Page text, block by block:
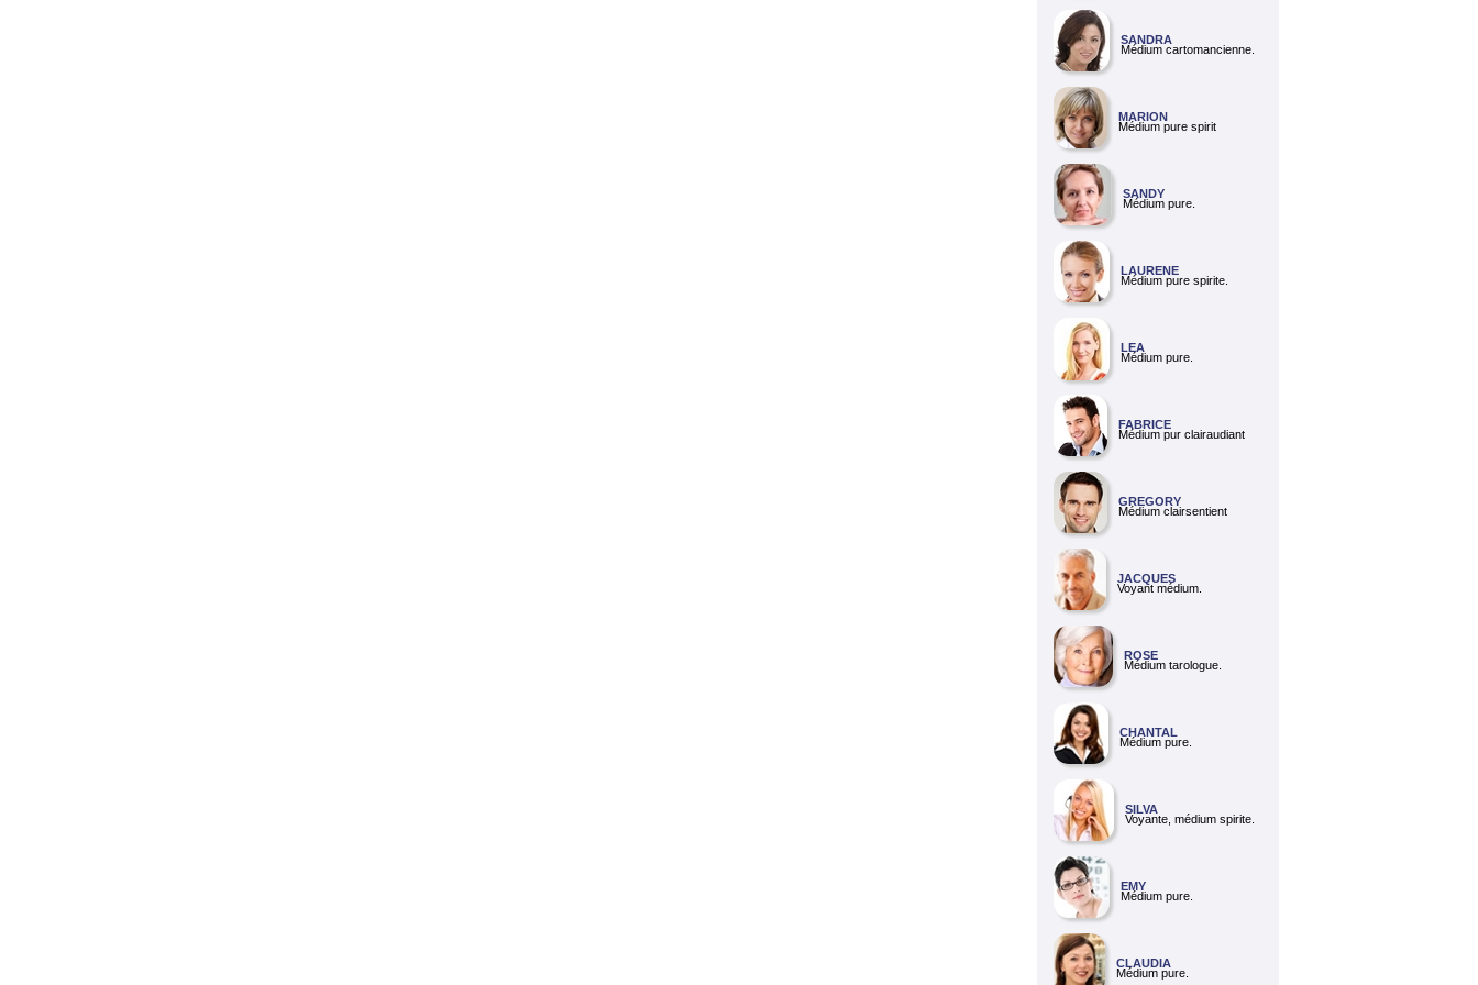
SANDRA
Médium cartomancienne.
MARION
Médium pure spirit
SANDY
Médium pure.
LAURENE
Médium pure spirite.
LEA
Médium pure.
FABRICE
Médium pur clairaudiant
GREGORY
Médium clairsentient
JACQUES
Voyant médium.
ROSE
Médium tarologue.
CHANTAL
Médium pure.
SILVA
Voyante, médium spirite.
EMY
Médium pure.
CLAUDIA
Médium pure.